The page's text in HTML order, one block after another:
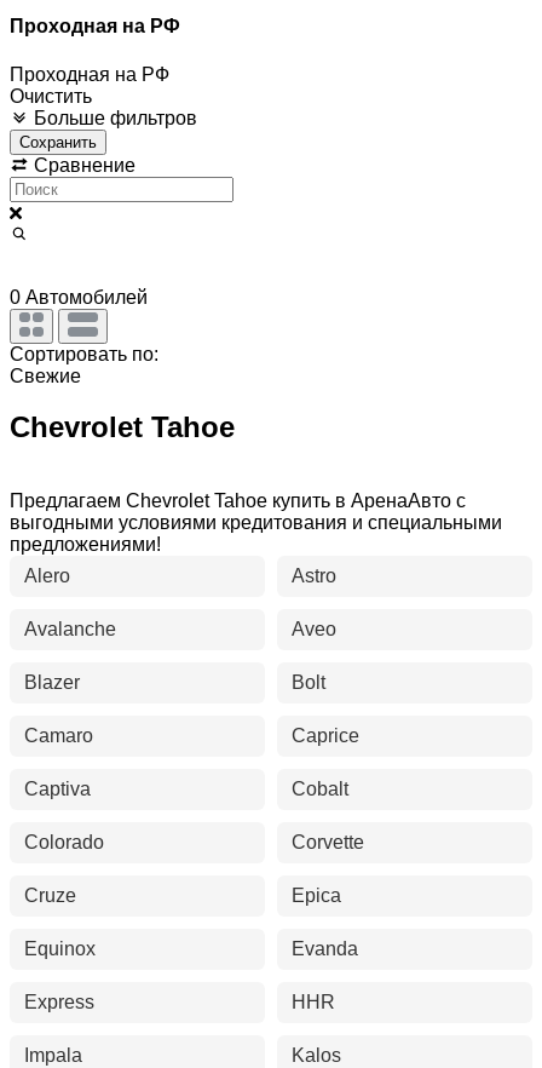
Проходная на РФ
Проходная на РФ
Очистить
Больше фильтров
Сохранить
Сравнение
0 Автомобилей
Сортировать по:
Свежие
Chevrolet Tahoe
Предлагаем Chevrolet Tahoe купить в АренаАвто с
выгодными условиями кредитования и специальными
предложениями!
Alero
Astro
Avalanche Aveo
Blazer Bolt
Camaro Caprice
Captiva Cobalt
Colorado Corvette
Cruze Epica
Equinox Evanda
Express HHR
Impala Kalos